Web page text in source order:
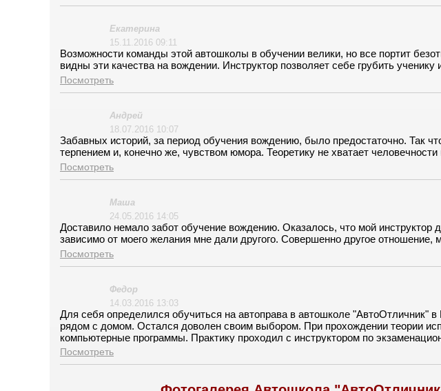
Екатерина
15.11.2016 09:11
Возможности команды этой автошколы в обучении велики, но все портит
видны эти качества на вождении. Инструктор позволяет себе грубить ученику
Посмотреть
Андрей
18.07.2016 10:07
Забавных историй, за период обучения вождению, было предостаточно. Так
терпением и, конечно же, чувством юмора. Теоретику не хватает
Посмотреть
Маша
24.05.2016 14:05
Доставило немало забот обучение вождению. Оказалось, что мой инструктор
зависимо от моего желания мне дали другого. Совершенно другое отношение,
Посмотреть
Федор
14.03.2016 13:03
Для себя определился обучиться на автоправа в автошколе "АвтоОтличник"
рядом с домом. Остался доволен своим выбором. При прохождении теории
компьютерные программы. Практику проходил с инструктором по
что экзамены в ГИБДД сдавал на обучающем автомобиле РЭНО. Мой
психологически поддерживал. Своим друзьям по району советую данную
Посмотреть